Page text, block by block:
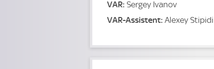
VAR: Sergey Ivanov
VAR-Assistent: Alexey Stipidi